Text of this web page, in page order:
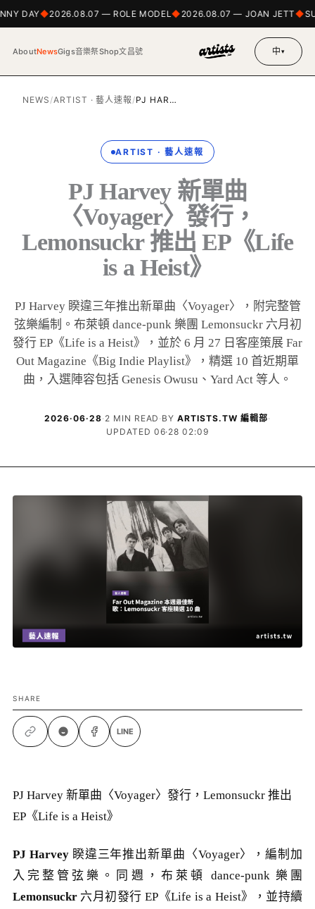
DAY 2026.08.07 — ROLE MODEL 2026.08.07 — JOAN JETT
AboutNewsGigs音樂祭Shop文昌號 中▾
NEWS /ARTIST · 藝人速報 /PJ HAR…
ARTIST · 藝人速報
PJ Harvey 新單曲
〈Voyager〉發行，
Lemonsuckr 推出 EP《Life
is a Heist》
PJ Harvey 睽違三年推出新單曲〈Voyager〉，附完整管
弦樂編制。布萊頓 dance-punk 樂團 Lemonsuckr 六月初
發行 EP《Life is a Heist》，並於 6 月 27 日客座策展 Far
Out Magazine《Big Indie Playlist》，精選 10 首近期單
曲，入選陣容包括 Genesis Owusu、Yard Act 等人。
2026·06·28· 2 MIN READ · BYARTISTS.TW 編輯部·
UPDATED 06·28 02:09
SHARE
LINE
PJ Harvey 新單曲〈Voyager〉發行，Lemonsuckr 推出
EP《Life is a Heist》
PJ Harvey睽違三年推出新單曲〈Voyager〉，編制加
入完整管弦樂。同週，布萊頓 dance-punk 樂團
Lemonsuckr 六月初發行 EP《Life is a Heist》，並持續